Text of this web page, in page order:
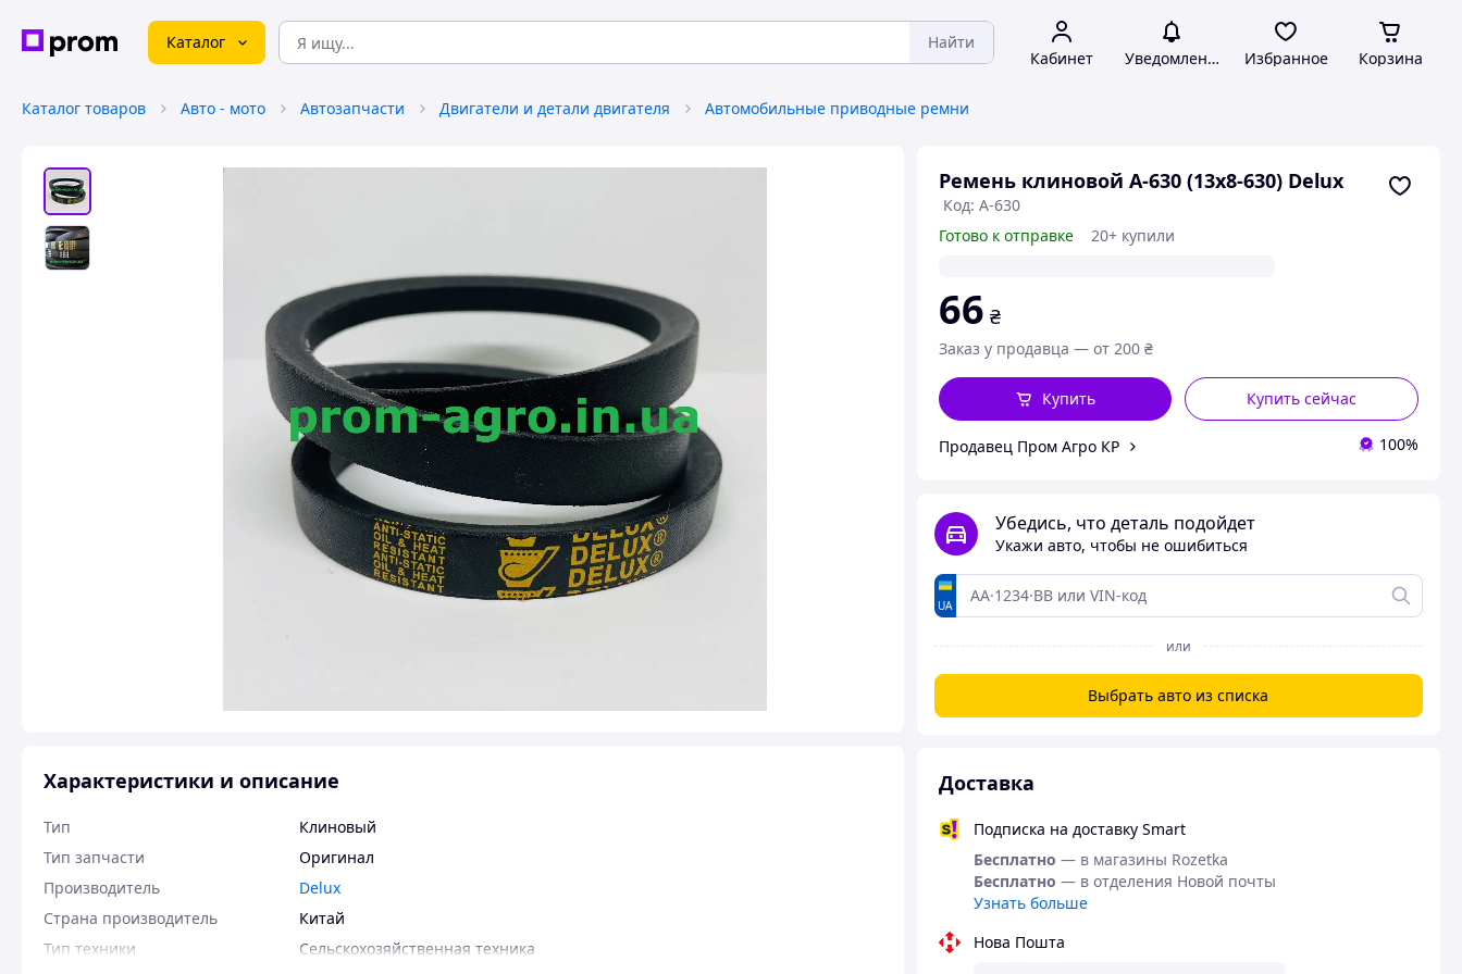
Каталог Найти
Кабинет Уведомления Избранное Корзина
Каталог товаров Авто - мото Автозапчасти Двигатели и детали двигателя Автомобильные приводные ремни
Ремень клиновой А-630 (13х8-630) Delux
Код: A-630
Готово к отправке
20+ купили
66 ₴
Заказ у продавца — от 200 ₴
Купить сейчас
Купить
Продавец Пром Агро КР 100%
Убедись, что деталь подойдет
Укажи авто, чтобы не ошибиться
UA
или
Выбрать авто из списка
Доставка
Подписка на доставку Smart
Бесплатно — в магазины Rozetka
Бесплатно — в отделения Новой почты
Узнать больше
Нова Пошта
Характеристики и описание
Тип
Клиновый
Тип запчасти
Оригинал
Производитель
Delux
Страна производитель
Китай
Тип техники
Сельскохозяйственная техника